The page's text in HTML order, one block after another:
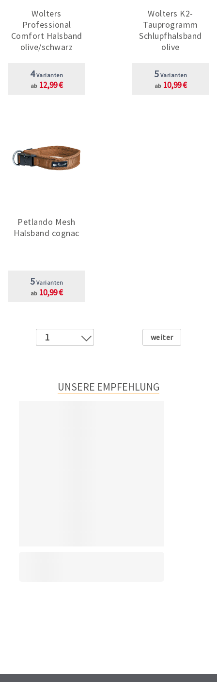
Wolters
Professional
Comfort Halsband
olive/schwarz
4Varianten
ab 12,99 €
Wolters K2-
Tauprogramm
Schlupfhalsband
olive
5 Varianten
ab 10,99 €
Petlando Mesh
Halsband cognac
5 Varianten
ab 10,99 €
1
Weiter
UNSERE EMPFEHLUNG